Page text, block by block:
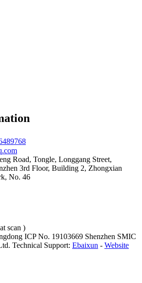
Road, Tongle, Longgang Street,
3rd Floor, Building 2, Zhongxian
No. 46
scan )
ICP No. 19103669 Shenzhen SMIC
Technical Support: Ebaixun - Website